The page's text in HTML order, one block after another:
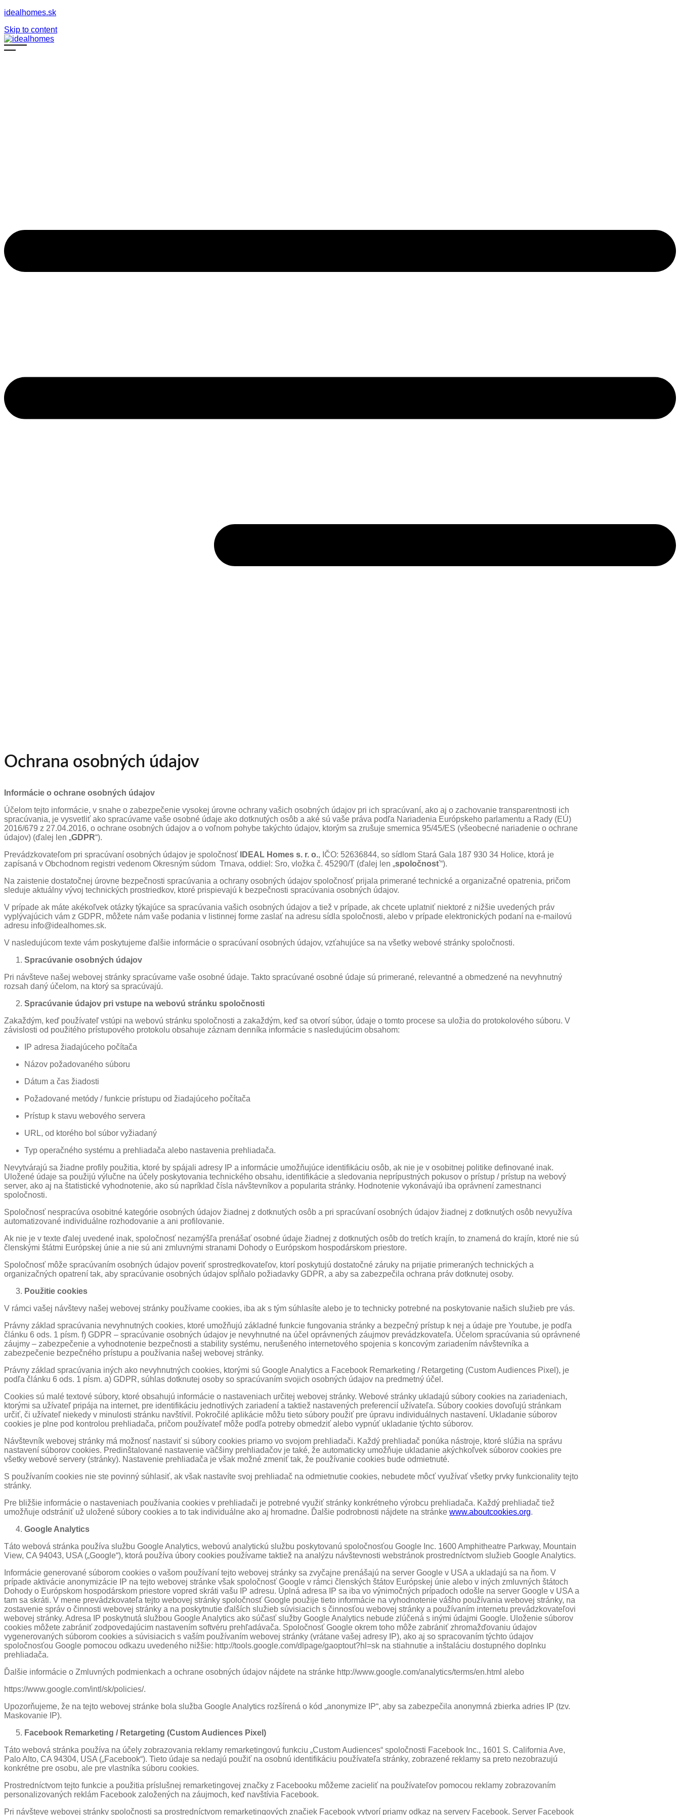
idealhomes.sk
Skip to content
Ochrana osobných údajov
Informácie o ochrane osobných údajov
Účelom tejto informácie, v snahe o zabezpečenie vysokej úrovne ochrany vašich osobných údajov pri ich spracúvaní, ako aj o zachovanie transparentnosti ich
spracúvania, je vysvetliť ako spracúvame vaše osobné údaje ako dotknutých osôb a aké sú vaše práva podľa Nariadenia Európskeho parlamentu a Rady (EÚ)
2016/679 z 27.04.2016, o ochrane osobných údajov a o voľnom pohybe takýchto údajov, ktorým sa zrušuje smernica 95/45/ES (všeobecné nariadenie o ochrane
údajov) (ďalej len „GDPR“).
Prevádzkovateľom pri spracúvaní osobných údajov je spoločnosť
IDEAL Homes s. r. o., IČO: 52636844, so sídlom Stará Gala 187 930 34 Holice, ktorá je
zapísaná v Obchodnom registri vedenom Okresným súdom Trnava, oddiel: Sro, vložka č. 45290/T (ďalej len „spoločnosť“).
Na zaistenie dostatočnej úrovne bezpečnosti spracúvania a ochrany osobných údajov spoločnosť prijala primerané technické a organizačné opatrenia, pričom
sleduje aktuálny vývoj technických prostriedkov, ktoré prispievajú k bezpečnosti spracúvania osobných údajov.
V prípade ak máte akékoľvek otázky týkajúce sa spracúvania vašich osobných údajov a tiež v prípade, ak chcete uplatniť niektoré z nižšie uvedených práv
vyplývajúcich vám z GDPR, môžete nám vaše podania v listinnej forme zaslať na adresu sídla spoločnosti, alebo v prípade elektronických podaní na e-mailovú
adresu info@idealhomes.sk.
V nasledujúcom texte vám poskytujeme ďalšie informácie o spracúvaní osobných údajov, vzťahujúce sa na všetky webové stránky spoločnosti.
Spracúvanie osobných údajov
Pri návšteve našej webovej stránky spracúvame vaše osobné údaje. Takto spracúvané osobné údaje sú primerané, relevantné a obmedzené na nevyhnutný
rozsah daný účelom, na ktorý sa spracúvajú.
Spracúvanie údajov pri vstupe na webovú stránku spoločnosti
Zakaždým, keď používateľ vstúpi na webovú stránku spoločnosti a zakaždým, keď sa otvorí súbor, údaje o tomto procese sa uložia do protokolového súboru. V
závislosti od použitého prístupového protokolu obsahuje záznam denníka informácie s nasledujúcim obsahom:
IP adresa žiadajúceho počítača
Názov požadovaného súboru
Dátum a čas žiadosti
Požadované metódy / funkcie prístupu od žiadajúceho počítača
Prístup k stavu webového servera
URL, od ktorého bol súbor vyžiadaný
Typ operačného systému a prehliadača alebo nastavenia prehliadača.
Nevytvárajú sa žiadne profily použitia, ktoré by spájali adresy IP a informácie umožňujúce identifikáciu osôb, ak nie je v osobitnej politike definované inak.
Uložené údaje sa použijú výlučne na účely poskytovania technického obsahu, identifikácie a sledovania neprípustných pokusov o prístup / prístup na webový
server, ako aj na štatistické vyhodnotenie, ako sú napríklad čísla návštevníkov a popularita stránky. Hodnotenie vykonávajú iba oprávnení zamestnanci
spoločnosti.
Spoločnosť nespracúva osobitné kategórie osobných údajov žiadnej z dotknutých osôb a pri spracúvaní osobných údajov žiadnej z dotknutých osôb nevyužíva
automatizované individuálne rozhodovanie a ani profilovanie.
Ak nie je v texte ďalej uvedené inak, spoločnosť nezamýšľa prenášať osobné údaje žiadnej z dotknutých osôb do tretích krajín, to znamená do krajín, ktoré nie sú
členskými štátmi Európskej únie a nie sú ani zmluvnými stranami Dohody o Európskom hospodárskom priestore.
Spoločnosť môže spracúvaním osobných údajov poveriť sprostredkovateľov, ktorí poskytujú dostatočné záruky na prijatie primeraných technických a
organizačných opatrení tak, aby spracúvanie osobných údajov spĺňalo požiadavky GDPR, a aby sa zabezpečila ochrana práv dotknutej osoby.
Použitie cookies
V rámci vašej návštevy našej webovej stránky používame cookies, iba ak s tým súhlasíte alebo je to technicky potrebné na poskytovanie našich služieb pre vás.
Právny základ spracúvania nevyhnutných cookies, ktoré umožňujú základné funkcie fungovania stránky a bezpečný prístup k nej a údaje pre Youtube, je podľa
článku 6 ods. 1 písm. f) GDPR – spracúvanie osobných údajov je nevyhnutné na účel oprávnených záujmov prevádzkovateľa. Účelom spracúvania sú oprávnené
záujmy – zabezpečenie a vyhodnotenie bezpečnosti a stability systému, nerušeného internetového spojenia s koncovým zariadením návštevníka a
zabezpečenie bezpečného prístupu a používania našej webovej stránky.
Právny základ spracúvania iných ako nevyhnutných cookies, ktorými sú Google Analytics a Facebook Remarketing / Retargeting (Custom Audiences Pixel), je
podľa článku 6 ods. 1 písm. a) GDPR, súhlas dotknutej osoby so spracúvaním svojich osobných údajov na predmetný účel.
Cookies sú malé textové súbory, ktoré obsahujú informácie o nastaveniach určitej webovej stránky. Webové stránky ukladajú súbory cookies na zariadeniach,
ktorými sa užívateľ pripája na internet, pre identifikáciu jednotlivých zariadení a taktiež nastavených preferencií užívateľa. Súbory cookies dovoľujú stránkam
určiť, či užívateľ niekedy v minulosti stránku navštívil. Pokročilé aplikácie môžu tieto súbory použiť pre úpravu individuálnych nastavení. Ukladanie súborov
cookies je plne pod kontrolou prehliadača, pričom používateľ môže podľa potreby obmedziť alebo vypnúť ukladanie týchto súborov.
Návštevník webovej stránky má možnosť nastaviť si súbory cookies priamo vo svojom prehliadači. Každý prehliadač ponúka nástroje, ktoré slúžia na správu
nastavení súborov cookies. Predinštalované nastavenie väčšiny prehliadačov je také, že automaticky umožňuje ukladanie akýchkoľvek súborov cookies pre
všetky webové servery (stránky). Nastavenie prehliadača je však možné zmeniť tak, že používanie cookies bude odmietnuté.
S používaním cookies nie ste povinný súhlasiť, ak však nastavíte svoj prehliadač na odmietnutie cookies, nebudete môcť využívať všetky prvky funkcionality tejto
stránky.
Pre bližšie informácie o nastaveniach používania cookies v prehliadači je potrebné využiť stránky konkrétneho výrobcu prehliadača. Každý prehliadač tiež
umožňuje odstrániť už uložené súbory cookies a to tak individuálne ako aj hromadne. Ďalšie podrobnosti nájdete na stránke www.aboutcookies.org.
Google Analytics
Táto webová stránka používa službu Google Analytics, webovú analytickú službu poskytovanú spoločnosťou Google Inc. 1600 Amphitheatre Parkway, Mountain
View, CA 94043, USA („Google“), ktorá používa úbory cookies používame taktiež na analýzu návštevnosti webstránok prostredníctvom služieb Google Analytics.
Informácie generované súborom cookies o vašom používaní tejto webovej stránky sa zvyčajne prenášajú na server Google v USA a ukladajú sa na ňom. V
prípade aktivácie anonymizácie IP na tejto webovej stránke však spoločnosť Google v rámci členských štátov Európskej únie alebo v iných zmluvných štátoch
Dohody o Európskom hospodárskom priestore vopred skráti vašu IP adresu. Úplná adresa IP sa iba vo výnimočných prípadoch odošle na server Google v USA a
tam sa skráti. V mene prevádzkovateľa tejto webovej stránky spoločnosť Google použije tieto informácie na vyhodnotenie vášho používania webovej stránky, na
zostavenie správ o činnosti webovej stránky a na poskytnutie ďalších služieb súvisiacich s činnosťou webovej stránky a používaním internetu prevádzkovateľovi
webovej stránky. Adresa IP poskytnutá službou Google Analytics ako súčasť služby Google Analytics nebude zlúčená s inými údajmi Google. Uloženie súborov
cookies môžete zabrániť zodpovedajúcim nastavením softvéru prehľadávača. Spoločnosť Google okrem toho môže zabrániť zhromažďovaniu údajov
vygenerovaných súborom cookies a súvisiacich s vaším používaním webovej stránky (vrátane vašej adresy IP), ako aj so spracovaním týchto údajov
spoločnosťou Google pomocou odkazu uvedeného nižšie: http://tools.google.com/dlpage/gaoptout?hl=sk na stiahnutie a inštaláciu dostupného doplnku
prehliadača.
Ďalšie informácie o Zmluvných podmienkach a ochrane osobných údajov nájdete na stránke http://www.google.com/analytics/terms/en.html alebo
https://www.google.com/intl/sk/policies/.
Upozorňujeme, že na tejto webovej stránke bola služba Google Analytics rozšírená o kód „anonymize IP“, aby sa zabezpečila anonymná zbierka adries IP (tzv.
Maskovanie IP).
Facebook Remarketing / Retargeting (Custom Audiences Pixel)
Táto webová stránka používa na účely zobrazovania reklamy remarketingovú funkciu „Custom Audiences“ spoločnosti Facebook Inc., 1601 S. California Ave,
Palo Alto, CA 94304, USA („Facebook“). Tieto údaje sa nedajú použiť na osobnú identifikáciu používateľa stránky, zobrazené reklamy sa preto nezobrazujú
konkrétne pre osobu, ale pre vlastníka súboru cookies.
Prostredníctvom tejto funkcie a použitia príslušnej remarketingovej značky z Facebooku môžeme zacieliť na používateľov pomocou reklamy zobrazovaním
personalizovaných reklám Facebook založených na záujmoch, keď navštívia Facebook.
Pri návšteve webovej stránky spoločnosti sa prostredníctvom remarketingových značiek Facebook vytvorí priamy odkaz na servery Facebook. Server Facebook